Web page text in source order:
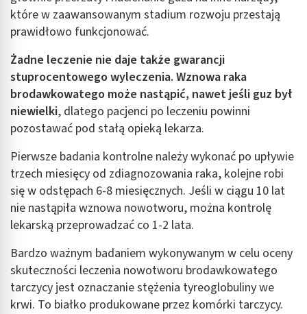
które w zaawansowanym stadium rozwoju przestają
prawidłowo funkcjonować.
Żadne leczenie nie daje także gwarancji
stuprocentowego wyleczenia. Wznowa raka
brodawkowatego może nastąpić, nawet jeśli guz był
niewielki, dlatego pacjenci po leczeniu powinni
pozostawać pod stałą opieką lekarza.
Pierwsze badania kontrolne należy wykonać po upływie
trzech miesięcy od zdiagnozowania raka, kolejne robi
się w odstępach 6-8 miesięcznych. Jeśli w ciągu 10 lat
nie nastąpiła wznowa nowotworu, można kontrolę
lekarską przeprowadzać co 1-2 lata.
Bardzo ważnym badaniem wykonywanym w celu oceny
skuteczności leczenia nowotworu brodawkowatego
tarczycy jest oznaczanie stężenia tyreoglobuliny we
krwi. To białko produkowane przez komórki tarczycy.